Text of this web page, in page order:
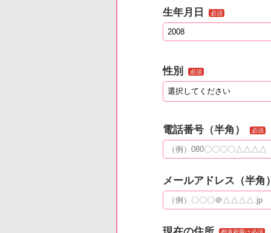
生年月日 必須
性別 必須
電話番号（半角） 必須
メールアドレス（半角